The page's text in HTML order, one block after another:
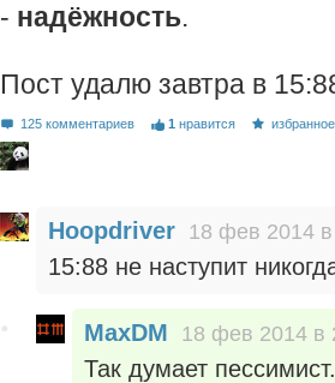
- надёжность.
Пост удалю завтра в
125 комментариев 1 нравится избранное
Hoopdriver 18 фев 2014
15:88 не наступит
MaxDM 18 фев 2014 в
Так думает пессимист.